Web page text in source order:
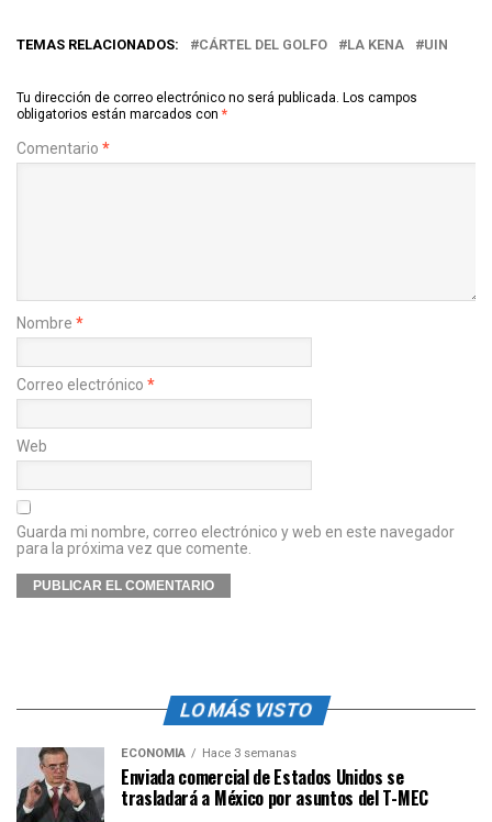
TEMAS RELACIONADOS: CÁRTEL DEL GOLFO LA KENA UIN
Tu dirección de correo electrónico no será publicada. Los campos
obligatorios están marcados con *
Comentario *
Nombre *
Correo electrónico *
Web
Guarda mi nombre, correo electrónico y web en este navegador
para la próxima vez que comente.
LO MÁS VISTO
ECONOMÍA Hace 3 semanas
Enviada comercial de Estados Unidos se
trasladará a México por asuntos del T-MEC